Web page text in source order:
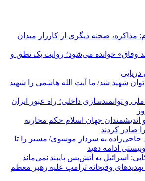
مذاکره، صحنه دیگری از کارزار میدان
وفاق» خوانده می‌شود؛ روایت یک نطق و
شهید شد/ ما آیت الله هاشمی را شهید
و توانمندسازی داخلی؛ راه عبور ایران
و اندیشمندان جهان اسلام حکم محاربه
صادر کردند
حاجی‌زاده به سردار موسوی/ مسیر را تا
ادامه دهید
اسرائیل به آتش‌بس پایبند نمی‌ماند
وقیحانه ترامپ علیه رهبر معظم